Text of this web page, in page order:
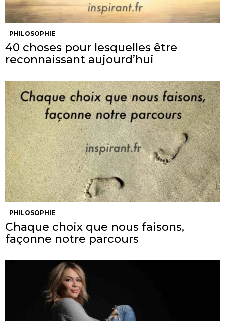
PHILOSOPHIE
40 choses pour lesquelles être
reconnaissant aujourd’hui
PHILOSOPHIE
Chaque choix que nous faisons,
façonne notre parcours